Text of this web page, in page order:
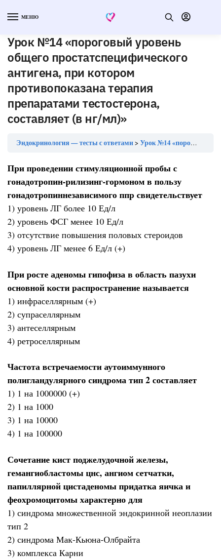
МЕНЮ
Урок №14 «пороговый уровень
общего простатспецифического
антигена, при котором
противопоказана терапия
препаратами тестостерона,
составляет (в нг/мл)»
Эндокринология — тесты с ответами Урок №14 «пороговый уровень общего простатспецифического антигена, при котором противопоказана терапия препаратами тестостерона, составляет (в нг/мл)»
При проведении стимуляционной пробы с
гонадотропин-рилизинг-гормоном в пользу
гонадотропиннезависимого ппр свидетельствует
1) уровень ЛГ более 10 Ед/л
2) уровень ФСГ менее 10 Ед/л
3) отсутствие повышения половых стероидов
4) уровень ЛГ менее 6 Ед/л (+)
При росте аденомы гипофиза в область пазухи
основной кости распространение называется
1) инфраселлярным (+)
2) супраселлярным
3) антеселлярным
4) ретроселлярным
Частота встречаемости аутоиммунного
полигландулярного синдрома тип 2 составляет
1) 1 на 1000000 (+)
2) 1 на 1000
3) 1 на 10000
4) 1 на 100000
Сочетание кист поджелудочной железы,
гемангиобластомы цнс, ангиом сетчатки,
папиллярной цистаденомы придатка яичка и
феохромоцитомы характерно для
1) синдрома множественной эндокринной неоплазии
тип 2
2) синдрома Мак-Кьюна-Олбрайта
3) комплекса Карни